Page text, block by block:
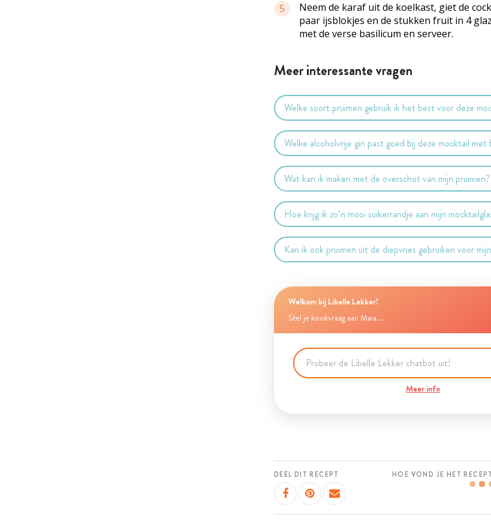
5
Neem de karaf uit de koelkast, giet de
paar ijsblokjes en de stukken fruit in 4
met de verse basilicum en serveer.
Meer interessante vragen
Welke soort pruimen gebruik ik het best voor deze
Welke alcoholvrije gin past goed bij deze mocktail met
Wat kan ik maken met de overschot van mijn pruimen?
Hoe krijg ik zo’n mooi suikerrandje aan mijn
Kan ik ook pruimen uit de diepvries gebruiken voor
Welkom bij Libelle Lekker!
Stel je kookvraag aan Maia...
Meer info
DEEL DIT RECEPT HOE VOND JE HET